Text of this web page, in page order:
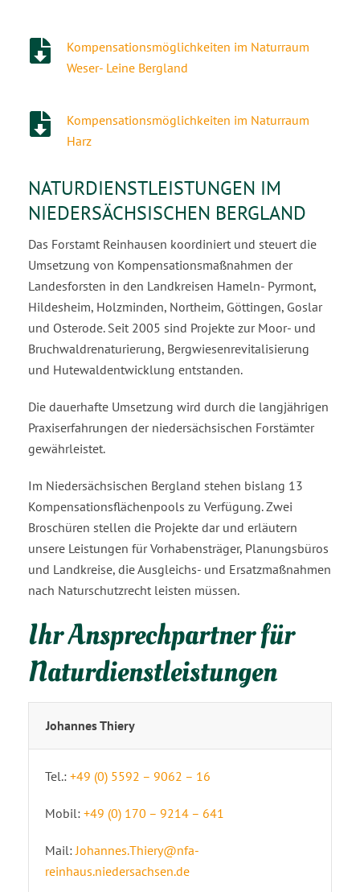
Kompensationsmöglichkeiten im Naturraum
Weser- Leine Bergland
Kompensationsmöglichkeiten im Naturraum
Harz
NATURDIENSTLEISTUNGEN IM
NIEDERSÄCHSISCHEN BERGLAND
Das Forstamt Reinhausen koordiniert und steuert die
Umsetzung von Kompensationsmaßnahmen der
Landesforsten in den Landkreisen Hameln- Pyrmont,
Hildesheim, Holzminden, Northeim, Göttingen, Goslar
und Osterode. Seit 2005 sind Projekte zur Moor- und
Bruchwaldrenaturierung, Bergwiesenrevitalisierung
und Hutewaldentwicklung entstanden.
Die dauerhafte Umsetzung wird durch die langjährigen
Praxiserfahrungen der niedersächsischen Forstämter
gewährleistet.
Im Niedersächsischen Bergland stehen bislang 13
Kompensationsflächenpools zu Verfügung. Zwei
Broschüren stellen die Projekte dar und erläutern
unsere Leistungen für Vorhabensträger, Planungsbüros
und Landkreise, die Ausgleichs- und Ersatzmaßnahmen
nach Naturschutzrecht leisten müssen.
Ihr Ansprechpartner für
Naturdienstleistungen
Johannes Thiery
Tel.: +49 (0) 5592 – 9062 – 16
Mobil: +49 (0) 170 – 9214 – 641
Mail:Johannes.Thiery@nfa-
reinhaus.niedersachsen.de